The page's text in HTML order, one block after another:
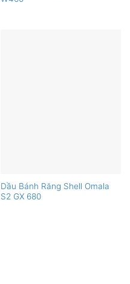
Dầu Bánh Răng Shell Omala
S2 GX 680